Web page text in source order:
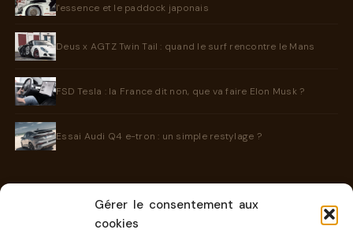
Gérer le consentement aux
cookies
l'essence et le paddock japonais
Deus x AGTZ Twin Tail : quand le surf rencontre le Mans
FSD Tesla : la France dit non, que va faire Elon Musk ?
Essai Audi Q4 e-tron : un simple restylage ?
INFORMATIONS